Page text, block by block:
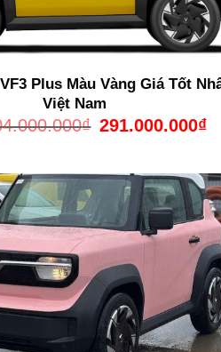
Plus Màu Vàng Giá Tốt
Việt Nam
₫
Giá
gốc
291.000.000₫Giá